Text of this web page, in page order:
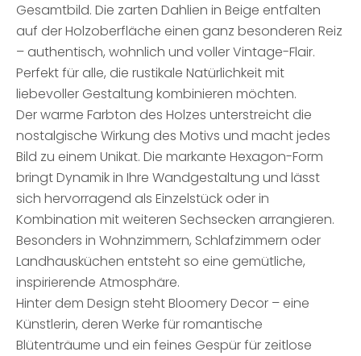
Gesamtbild. Die zarten Dahlien in Beige entfalten
auf der Holzoberfläche einen ganz besonderen Reiz
– authentisch, wohnlich und voller Vintage-Flair.
Perfekt für alle, die rustikale Natürlichkeit mit
liebevoller Gestaltung kombinieren möchten.
Der warme Farbton des Holzes unterstreicht die
nostalgische Wirkung des Motivs und macht jedes
Bild zu einem Unikat. Die markante Hexagon-Form
bringt Dynamik in Ihre Wandgestaltung und lässt
sich hervorragend als Einzelstück oder in
Kombination mit weiteren Sechsecken arrangieren.
Besonders in Wohnzimmern, Schlafzimmern oder
Landhausküchen entsteht so eine gemütliche,
inspirierende Atmosphäre.
Hinter dem Design steht Bloomery Decor – eine
Künstlerin, deren Werke für romantische
Blütenträume und ein feines Gespür für zeitlose